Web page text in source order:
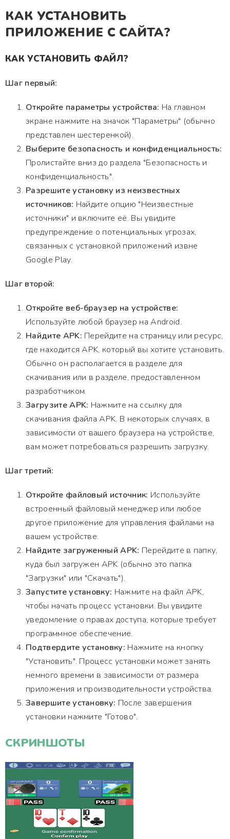
КАК УСТАНОВИТЬ
ПРИЛОЖЕНИЕ С САЙТА?
КАК УСТАНОВИТЬ ФАЙЛ?
Шаг первый:
Откройте параметры устройства: На главном
экране нажмите на значок "Параметры" (обычно
представлен шестеренкой).
Выберите безопасность и конфиденциальность:
Пролистайте вниз до раздела "Безопасность и
конфиденциальность".
Разрешите установку из неизвестных
источников: Найдите опцию "Неизвестные
источники" и включите её. Вы увидите
предупреждение о потенциальных угрозах,
связанных с установкой приложений извне
Google Play.
Шаг второй:
Откройте веб-браузер на устройстве:
Используйте любой браузер на Android.
Найдите APK: Перейдите на страницу или ресурс,
где находится APK, который вы хотите установить.
Обычно он располагается в разделе для
скачивания или в разделе, предоставленном
разработчиком.
Загрузите APK: Нажмите на ссылку для
скачивания файла APK. В некоторых случаях, в
зависимости от вашего браузера на устройстве,
вам может потребоваться разрешить загрузку.
Шаг третий:
Откройте файловый источник: Используйте
встроенный файловый менеджер или любое
другое приложение для управления файлами на
вашем устройстве.
Найдите загруженный APK: Перейдите в папку,
куда был загружен APK (обычно это папка
"Загрузки" или "Скачать").
Запустите установку: Нажмите на файл APK,
чтобы начать процесс установки. Вы увидите
уведомление о правах доступа, которые требует
программное обеспечение.
Подтвердите установку: Нажмите на кнопку
"Установить". Процесс установки может занять
немного времени в зависимости от размера
приложения и производительности устройства.
Завершите установку: После завершения
установки нажмите "Готово".
СКРИНШОТЫ